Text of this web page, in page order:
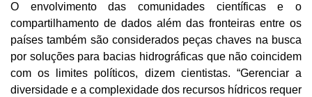
O envolvimento das comunidades científicas e o
compartilhamento de dados além das fronteiras entre os
países também são considerados peças chaves na busca
por soluções para bacias hidrográficas que não coincidem
com os limites políticos, dizem cientistas. “Gerenciar a
diversidade e a complexidade dos recursos hídricos requer